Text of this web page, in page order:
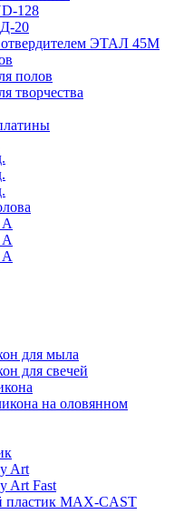
128
20
отвердителем ЭТАЛ 45М
полов
творчества
А
А
А
для мыла
для свечей
на оловянном
Art
Art Fast
MAX-CAST